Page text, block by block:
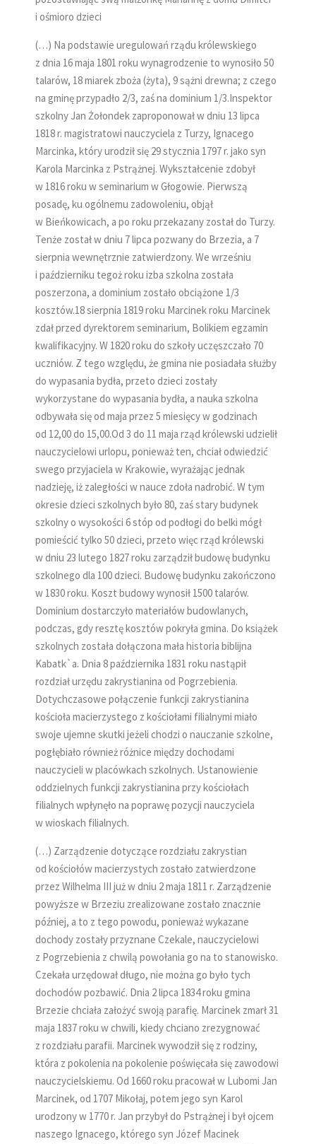
i ośmioro dzieci
(…) Na podstawie uregulowań rządu królewskiego
z dnia 16 maja 1801 roku wynagrodzenie to wynosiło 50
talarów, 18 miarek zboża (żyta), 9 sążni drewna; z czego
na gminę przypadło 2/3, zaś na dominium 1/3.Inspektor
szkolny Jan Żołondek zaproponował w dniu 13 lipca
1818 r. magistratowi nauczyciela z Turzy, Ignacego
Marcinka, który urodził się 29 stycznia 1797 r. jako syn
Karola Marcinka z Pstrążnej. Wykształcenie zdobył
w 1816 roku w seminarium w Głogowie. Pierwszą
posadę, ku ogólnemu zadowoleniu, objął
w Bieńkowicach, a po roku przekazany został do Turzy.
Tenże został w dniu 7 lipca pozwany do Brzezia, a 7
sierpnia wewnętrznie zatwierdzony. We wrześniu
i październiku tegoż roku izba szkolna została
poszerzona, a dominium zostało obciążone 1/3
kosztów.18 sierpnia 1819 roku Marcinek roku Marcinek
zdał przed dyrektorem seminarium, Bolikiem egzamin
kwalifikacyjny. W 1820 roku do szkoły uczęszczało 70
uczniów. Z tego względu, że gmina nie posiadała służby
do wypasania bydła, przeto dzieci zostały
wykorzystane do wypasania bydła, a nauka szkolna
odbywała się od maja przez 5 miesięcy w godzinach
od 12,00 do 15,00.Od 3 do 11 maja rząd królewski udzielił
nauczycielowi urlopu, ponieważ ten, chciał odwiedzić
swego przyjaciela w Krakowie, wyrażając jednak
nadzieję, iż zaległości w nauce zdoła nadrobić. W tym
okresie dzieci szkolnych było 80, zaś stary budynek
szkolny o wysokości 6 stóp od podłogi do belki mógł
pomieścić tylko 50 dzieci, przeto więc rząd królewski
w dniu 23 lutego 1827 roku zarządził budowę budynku
szkolnego dla 100 dzieci. Budowę budynku zakończono
w 1830 roku. Koszt budowy wynosił 1500 talarów.
Dominium dostarczyło materiałów budowlanych,
podczas, gdy resztę kosztów pokryła gmina. Do książek
szkolnych została dołączona mała historia biblijna
Kabatk`a. Dnia 8 października 1831 roku nastąpił
rozdział urzędu zakrystianina od Pogrzebienia.
Dotychczasowe połączenie funkcji zakrystianina
kościoła macierzystego z kościołami filialnymi miało
swoje ujemne skutki jeżeli chodzi o nauczanie szkolne,
pogłębiało również różnice między dochodami
nauczycieli w placówkach szkolnych. Ustanowienie
oddzielnych funkcji zakrystianina przy kościołach
filialnych wpłynęło na poprawę pozycji nauczyciela
w wioskach filialnych.
(…) Zarządzenie dotyczące rozdziału zakrystian
od kościołów macierzystych zostało zatwierdzone
przez Wilhelma III już w dniu 2 maja 1811 r. Zarządzenie
powyższe w Brzeziu zrealizowane zostało znacznie
później, a to z tego powodu, ponieważ wykazane
dochody zostały przyznane Czekale, nauczycielowi
z Pogrzebienia z chwilą powołania go na to stanowisko.
Czekała urzędował długo, nie można go było tych
dochodów pozbawić. Dnia 2 lipca 1834 roku gmina
Brzezie chciała założyć swoją parafię. Marcinek zmarł 31
maja 1837 roku w chwili, kiedy chciano zrezygnować
z rozdziału parafii. Marcinek wywodził się z rodziny,
która z pokolenia na pokolenie poświęcała się zawodowi
nauczycielskiemu. Od 1660 roku pracował w Lubomi Jan
Marcinek, od 1707 Mikołaj, potem jego syn Karol
urodzony w 1770 r. Jan przybył do Pstrążnej i był ojcem
naszego Ignacego, którego syn Józef Macinek